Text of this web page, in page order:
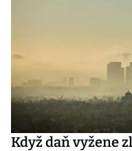
Když daň vyžene